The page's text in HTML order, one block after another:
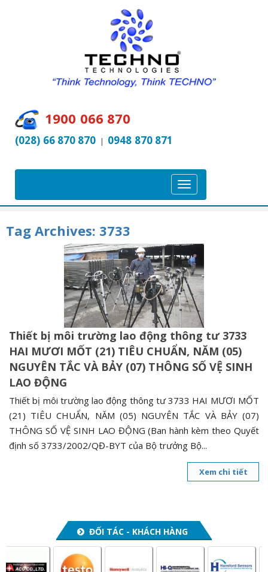
1900 066 870
(028) 66 870 870 | 0948 870 871
T
o
l
e
n
a
v
g
a
t
o
n
Tag Archives: 3733
Thiết bị môi trường lao động thông tư 3733
HAI MƯƠI MỐT (21) TIÊU CHUẨN, NĂM (05)
NGUYÊN TẮC VÀ BẢY (07) THÔNG SỐ VỆ SINH
LAO ĐỘNG
Thiết bị môi trường lao động thông tư 3733 HAI MƯƠI MỐT
(21) TIÊU CHUẨN, NĂM (05) NGUYÊN TẮC VÀ BẢY (07)
THÔNG SỐ VỆ SINH LAO ĐỘNG (Ban hành kèm theo Quyết
định số 3733/2002/QĐ-BYT của Bộ trưởng Bộ...
Xem chi tiết
ĐỐI TÁC - KHÁCH HÀNG